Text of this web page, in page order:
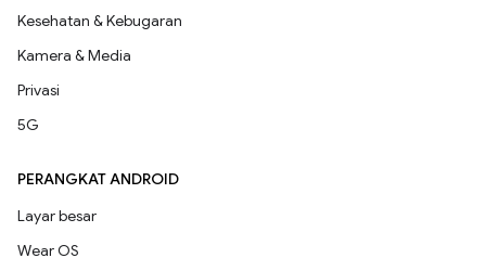
Kesehatan & Kebugaran
Kamera & Media
Privasi
5G
PERANGKAT ANDROID
Layar besar
Wear OS